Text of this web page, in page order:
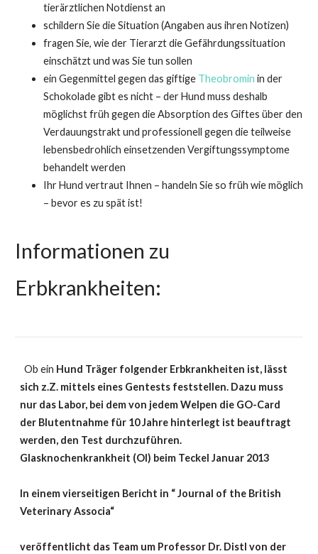
tierärztlichen Notdienst an
schildern Sie die Situation (Angaben aus ihren Notizen)
fragen Sie, wie der Tierarzt die Gefährdungssituation
einschätzt und was Sie tun sollen
ein Gegenmittel gegen das giftige Theobromin in der
Schokolade gibt es nicht – der Hund muss deshalb
möglichst früh gegen die Absorption des Giftes über den
Verdauungstrakt und professionell gegen die teilweise
lebensbedrohlich einsetzenden Vergiftungssymptome
behandelt werden
Ihr Hund vertraut Ihnen – handeln Sie so früh wie möglich
– bevor es zu spät ist!
Informationen zu
Erbkrankheiten:
Ob ein Hund Träger folgender Erbkrankheiten ist, lässt
sich z.Z. mittels eines Gentests feststellen. Dazu muss
nur das Labor, bei dem von jedem Welpen die GO-Card
der Blutentnahme für 10 Jahre hinterlegt ist beauftragt
werden, den Test durchzuführen.
Glasknochenkrankheit (OI) beim Teckel Januar 2013
In einem vierseitigen Bericht in “ Journal of the British
Veterinary Associa“
veröffentlicht das Team um Professor Dr. Distl von der